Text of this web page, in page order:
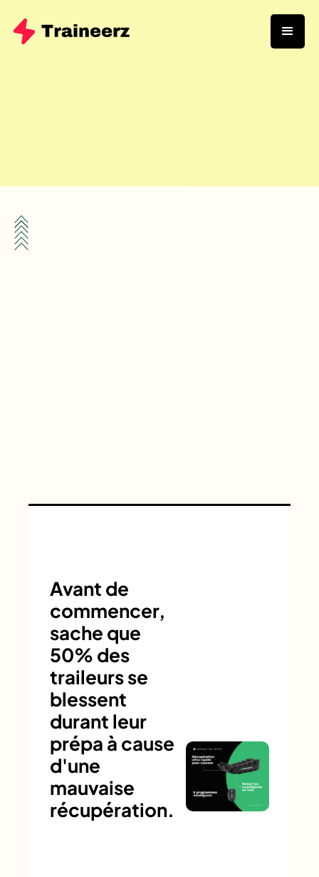
Avant de
commencer,
sache que
50% des
traileurs se
blessent
durant leur
prépa à cause
d'une
mauvaise
récupération.